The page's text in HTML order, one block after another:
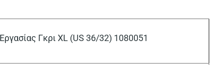
Γκρι XL (US 36/32) 1080051